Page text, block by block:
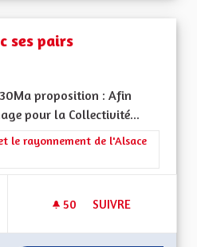
ses pairs
proposition : Afin
pour la Collectivité...
: La Culture, l'Education et
le rayonnement de l'Alsace
50 50 ABONNÉS
SUIVRE